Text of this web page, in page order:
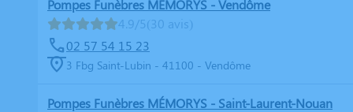
Pompes Funèbres MÉMORYS - Vendôme
4.9/5(30 avis)
02 57 54 15 23
3 Fbg Saint-Lubin - 41100 - Vendôme
Pompes Funèbres MÉMORYS - Saint-Laurent-Nouan